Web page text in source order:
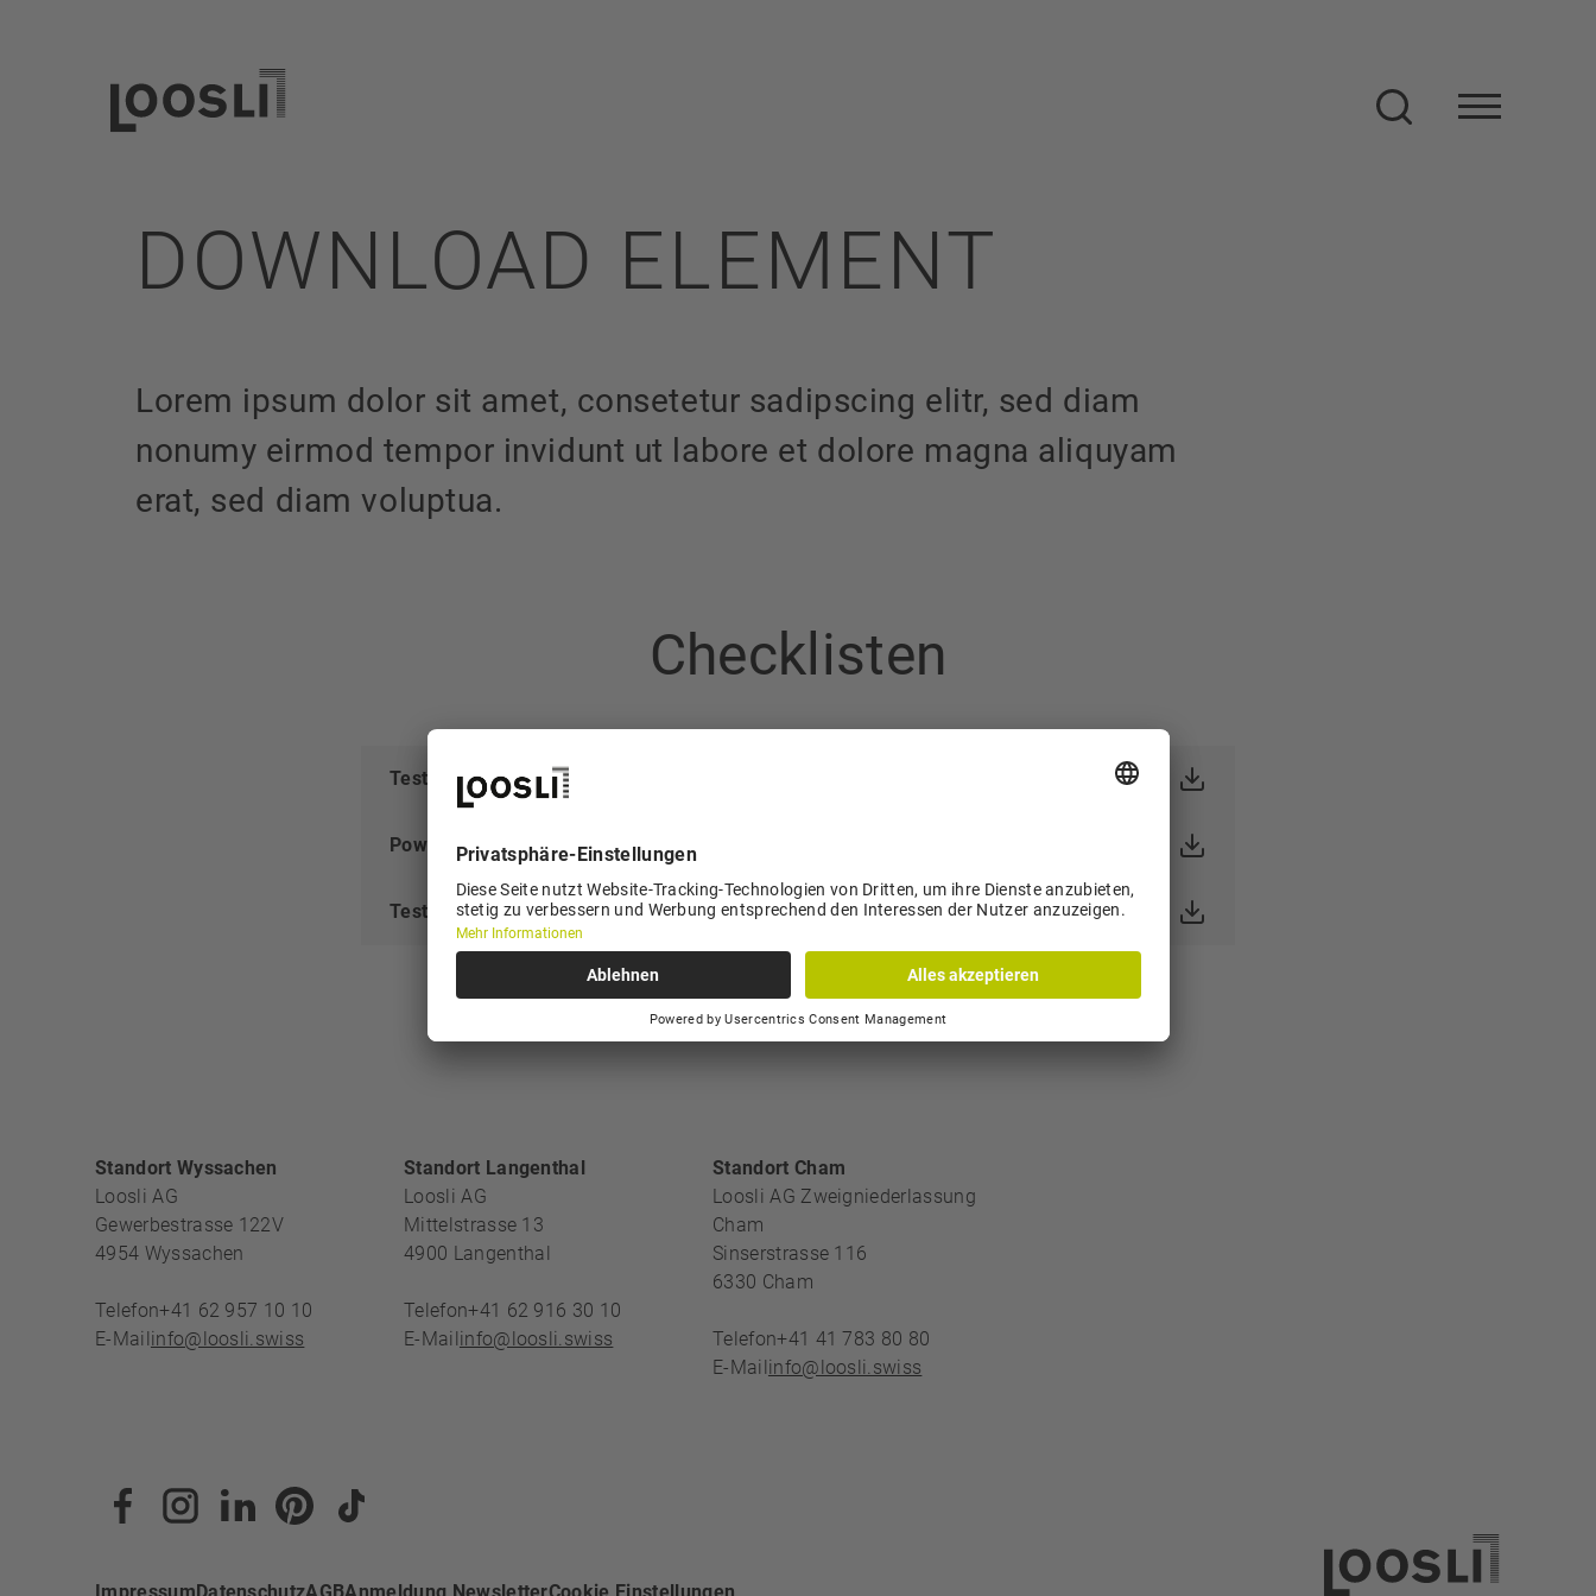
Suche
DOWNLOAD ELEMENT
Lorem ipsum dolor sit amet, consetetur sadipscing elitr, sed diam
nonumy eirmod tempor invidunt ut labore et dolore magna aliquyam
erat, sed diam voluptua.
Checklisten
Test.pdf (.PDF, 247 kB)
Powerpoint Testfile
Test.xlsx (.XLSX, 17 kB)
FOOTERBEREICH
Standort Wyssachen
Loosli AG
Gewerbestrasse 122V
4954 Wyssachen
Telefon+41 62 957 10 10
E-Mailinfo@loosli.swiss
Standort Langenthal
Loosli AG
Mittelstrasse 13
4900 Langenthal
Telefon+41 62 916 30 10
E-Mailinfo@loosli.swiss
Standort Cham
Loosli AG Zweigniederlassung
Cham
Sinserstrasse 116
6330 Cham
Telefon+41 41 783 80 80
E-Mailinfo@loosli.swiss